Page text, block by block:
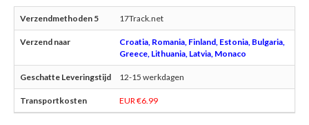
17Track.net
Croatia, Romania, Finland, Estonia, Bulgaria,
Greece, Lithuania, Latvia, Monaco
12-15 werkdagen
EUR €6.99